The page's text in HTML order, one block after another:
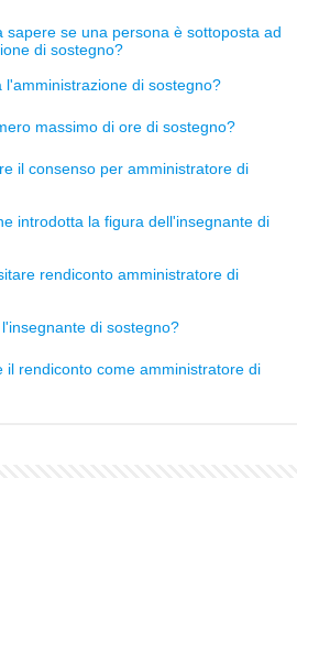
sapere se una persona è sottoposta ad
di sostegno?
l'amministrazione di sostegno?
massimo di ore di sostegno?
il consenso per amministratore di
introdotta la figura dell'insegnante di
rendiconto amministratore di
di sostegno?
il rendiconto come amministratore di